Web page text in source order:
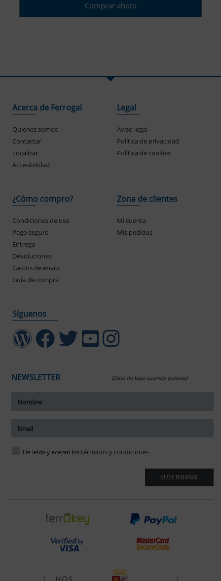
Comprar ahora
Acerca de Ferrogal
Quienes somos
Contactar
Localizar
Accesibilidad
Legal
Aviso legal
Política de privacidad
Política de cookies
¿Cómo compro?
Condiciones de uso
Pago seguro
Entrega
Devoluciones
Gastos de envío
Guía de compra
Zona de clientes
Mi cuenta
Mis pedidos
Síguenos
NEWSLETTER (Date de baja cuando quieras)
He leído y acepto los términos y condiciones
SUSCRIBIRME